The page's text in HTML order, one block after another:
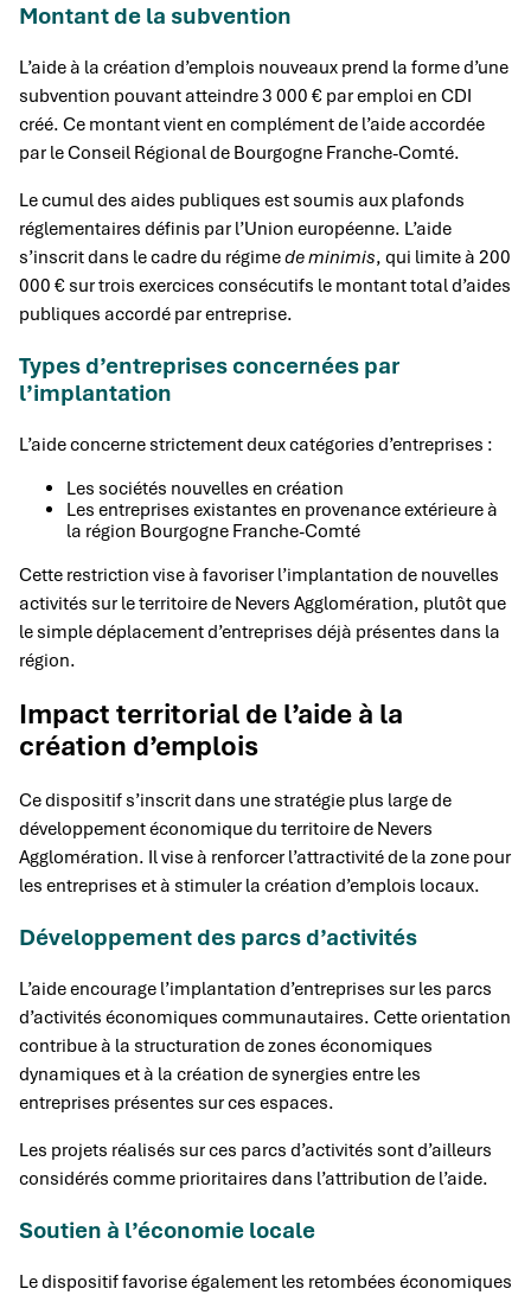
Montant de la subvention
L’aide à la création d’emplois nouveaux prend la forme d’une
subvention pouvant atteindre 3 000 € par emploi en CDI
créé. Ce montant vient en complément de l’aide accordée
par le Conseil Régional de Bourgogne Franche-Comté.
Le cumul des aides publiques est soumis aux plafonds
réglementaires définis par l’Union européenne. L’aide
s’inscrit dans le cadre du régimede minimis, qui limite à 200
000 € sur trois exercices consécutifs le montant total d’aides
publiques accordé par entreprise.
Types d’entreprises concernées par
l’implantation
L’aide concerne strictement deux catégories d’entreprises :
Les sociétés nouvelles en création
Les entreprises existantes en provenance extérieure à
la région Bourgogne Franche-Comté
Cette restriction vise à favoriser l’implantation de nouvelles
activités sur le territoire de Nevers Agglomération, plutôt que
le simple déplacement d’entreprises déjà présentes dans la
région.
Impact territorial de l’aide à la
création d’emplois
Ce dispositif s’inscrit dans une stratégie plus large de
développement économique du territoire de Nevers
Agglomération. Il vise à renforcer l’attractivité de la zone pour
les entreprises et à stimuler la création d’emplois locaux.
Développement des parcs d’activités
L’aide encourage l’implantation d’entreprises sur les parcs
d’activités économiques communautaires. Cette orientation
contribue à la structuration de zones économiques
dynamiques et à la création de synergies entre les
entreprises présentes sur ces espaces.
Les projets réalisés sur ces parcs d’activités sont d’ailleurs
considérés comme prioritaires dans l’attribution de l’aide.
Soutien à l’économie locale
Le dispositif favorise également les retombées économiques